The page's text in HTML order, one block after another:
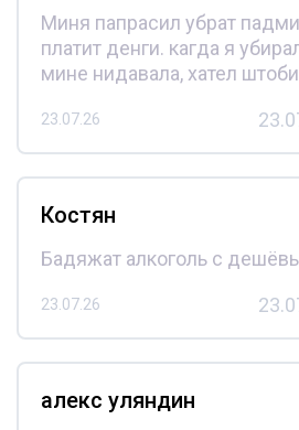
Миня папрасил убрат
платит денги. кагда я
мине нидавала, хател
23.07.26
Костян
Бадяжат алкоголь с
23.07.26
алекс уляндин